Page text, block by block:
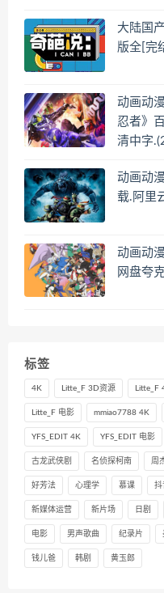
大陆国
版全[完
动画动
忍者》
清中字
动画动
载.阿里
动画动
网盘夸
标签
4K Litte_F 3D资源 Litte_F
Litte_F 电影 mmiao7788 4K
YFS_EDIT 4K YFS_EDIT 电影
古龙武侠剧 名侦探柯南 周
好芳法 心理学 慕课 抖
新媒体运营 新片场 日剧
电影 男声歌曲 纪录片
钱儿爸 韩剧 黄玉郎